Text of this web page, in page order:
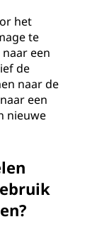
het
te
een
de
naar de
een
nieuwe